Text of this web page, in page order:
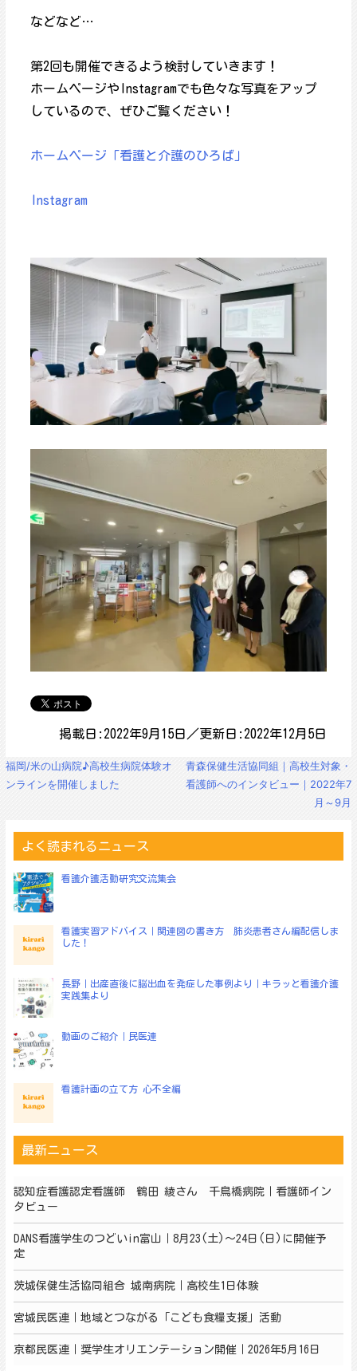
などなど…
第2回も開催できるよう検討していきます！
ホームページやInstagramでも色々な写真をアップ
しているので、ぜひご覧ください！
ホームページ「看護と介護のひろば」
Instagram
掲載日:2022年9月15日／更新日:2022年12月5日
投
稿
ョ
ン
福岡/米の山病院♪高校生病院体験オ
ンラインを開催しました
青森保健生活協同組｜高校生対象・
看護師へのインタビュー｜2022年7
月～9月
よく読まれるニュース
看護介護活動研究交流集会
看護実習アドバイス｜関連図の書き方 肺炎患者さん編配信しま
した！
長野｜出産直後に脳出血を発症した事例より｜キラッと看護介護
実践集より
動画のご紹介｜民医連
看護計画の立て方 心不全編
最新ニュース
認知症看護認定看護師 鶴田 綾さん 千鳥橋病院｜看護師イン
タビュー
DANS看護学生のつどいin富山｜8月23(土)～24日(日)に開催予
定
茨城保健生活協同組合 城南病院｜高校生1日体験
宮城民医連｜地域とつながる「こども食糧支援」活動
京都民医連｜奨学生オリエンテーション開催｜2026年5月16日